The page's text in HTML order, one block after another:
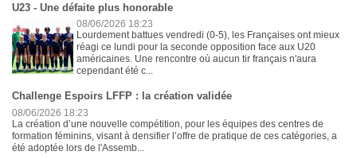
U23 - Une défaite plus honorable
08/06/2026 18:23
Lourdement battues vendredi (0-5), les Françaises ont mieux
réagi ce lundi pour la seconde opposition face aux U20
américaines. Une rencontre où aucun tir français n'aura
cependant été c...
Challenge Espoirs LFFP : la création validée
08/06/2026 18:23
La création d’une nouvelle compétition, pour les équipes des centres de
formation féminins, visant à densifier l’offre de pratique de ces catégories, a
été adoptée lors de l'Assemb...